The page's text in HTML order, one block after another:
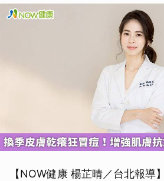
【NOW健康 楊芷晴／台北報導